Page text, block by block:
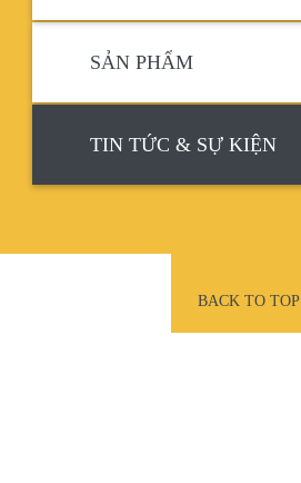
SẢN PHẨM
TIN TỨC & SỰ KIỆN
BACK TO TOP